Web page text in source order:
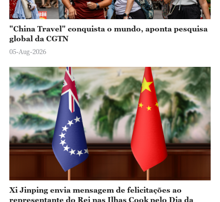
"China Travel" conquista o mundo, aponta pesquisa
global da CGTN
05-Aug-2026
Xi Jinping envia mensagem de felicitações ao
representante do Rei nas Ilhas Cook pelo Dia da